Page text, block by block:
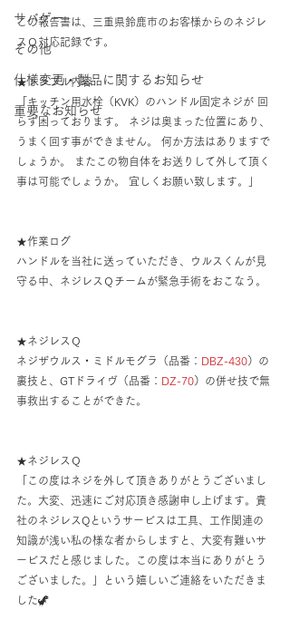
サバゲー
その他
仕様変更・製品に関するお知らせ
重要なお知らせ
この報告書は、三重県鈴鹿市のお客様からのネジレ
スＱ対応記録です。
★トラブル内容
「キッチン用水栓（KVK）のハンドル固定ネジが 回
らず困っております。 ネジは奥まった位置にあり、
うまく回す事ができません。 何か方法はありますで
しょうか。 またこの物自体をお送りして外して頂く
事は可能でしょうか。 宜しくお願い致します。」
★作業ログ
ハンドルを当社に送っていただき、ウルスくんが見
守る中、ネジレスＱチームが緊急手術をおこなう。
★ネジレスＱ
ネジザウルス・ミドルモグラ（品番： DBZ-430）の
裏技と、GTドライヴ（品番： DZ-70）の併せ技で無
事救出することができた。
★ネジレスＱ
「この度はネジを外して頂きありがとうございまし
た。大変、迅速にご対応頂き感謝申し上げます。貴
社のネジレスQというサービスは工具、工作関連の
知識が浅い私の様な者からしますと、大変有難いサ
ービスだと感じました。この度は本当にありがとう
ございました。」という嬉しいご連絡をいただきま
した🦖